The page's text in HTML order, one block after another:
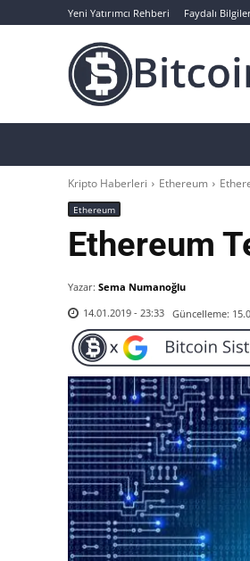
Yeni Yatırımcı Rehberi Faydalı
Kripto Haberleri Ethereum
Ethereum
Ethereum
Yazar: Sema Numanoğlu
14.01.2019 - 23:33 Güncelleme: